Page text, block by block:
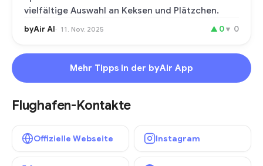
vielfältige Auswahl an Keksen und Plätzchen.
byAir AI 11. Nov. 2025 ▲ 0▼ 0
Mehr Tipps in der byAir App
Flughafen-Kontakte
Offizielle Webseite Instagram